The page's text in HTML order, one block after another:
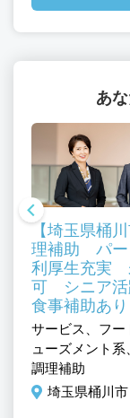
あ
【埼玉県桶
理補助 パー
利厚生充実
可 シニア
食事補助あり
サービス、フー
ューズメント系
調理補助
埼玉県桶川市